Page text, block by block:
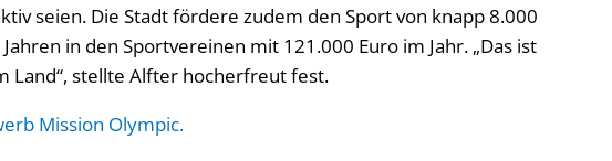
seien. Die Stadt fördere zudem den Sport von knapp 8.000
in den Sportvereinen mit 121.000 Euro im Jahr. „Das ist
Land“, stellte Alfter hocherfreut fest.
Mission Olympic.